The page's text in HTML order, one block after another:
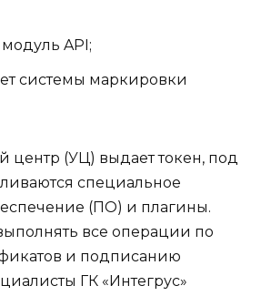
API;
системы маркировки
центр (УЦ) выдает токен, под
специальное
(ПО) и плагины.
все операции по
и подписанию
ГК «Интегрус»